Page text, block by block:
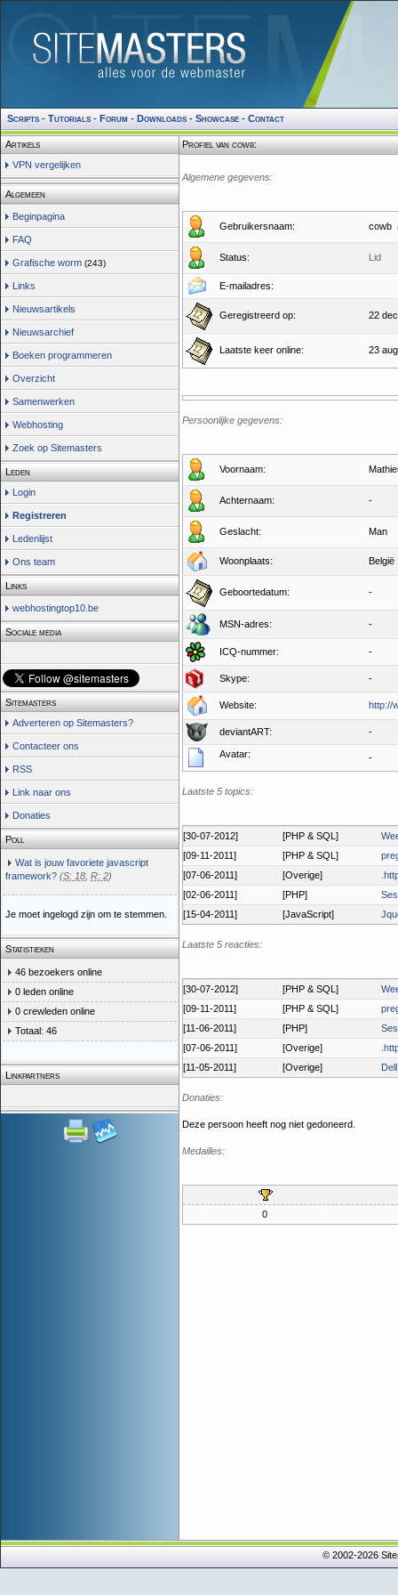
Scripts - Tutorials - Forum - Downloads - Showcase - Contact
Artikels
VPN vergelijken
Algemeen
Beginpagina
FAQ
Grafische worm (243)
Links
Nieuwsartikels
Nieuwsarchief
Boeken programmeren
Overzicht
Samenwerken
Webhosting
Zoek op Sitemasters
Leden
Login
Registreren
Ledenlijst
Ons team
Links
webhostingtop10.be
Sociale media
Sitemasters
Adverteren op Sitemasters?
Contacteer ons
RSS
Link naar ons
Donaties
Poll
Wat is jouw favoriete javascript
framework? (S: 18 R: 2)
Je moet ingelogd zijn om te stemmen.
Statistieken
46 bezoekers online
0 leden online
0 crewleden online
Totaal: 46
Linkpartners
Profiel van cowb:
Algemene gegevens:
Gebruikersnaam: cowb
Status: Lid
E-mailadres:
Geregistreerd op: 22
Laatste keer online: 23
Persoonlijke gegevens:
Voornaam:
Achternaam: -
Geslacht: Man
Woonplaats: België
Geboortedatum: -
MSN-adres: -
ICQ-nummer: -
Skype: -
Website: http://
deviantART: -
Avatar: -
Laatste 5 topics:
[30-07-2012] [PHP & SQL]
[09-11-2011]
[PHP & SQL]
[07-06-2011]
[Overige]
[02-06-2011]
[PHP]
[15-04-2011]
[JavaScript]
Laatste 5 reacties:
[30-07-2012] [PHP & SQL]
[09-11-2011]
[PHP & SQL]
[11-06-2011]
[PHP]
[07-06-2011]
[Overige]
[11-05-2011]
[Overige]
Donaties:
Deze persoon heeft nog niet gedoneerd.
Medailles:
0
© 2002-2026